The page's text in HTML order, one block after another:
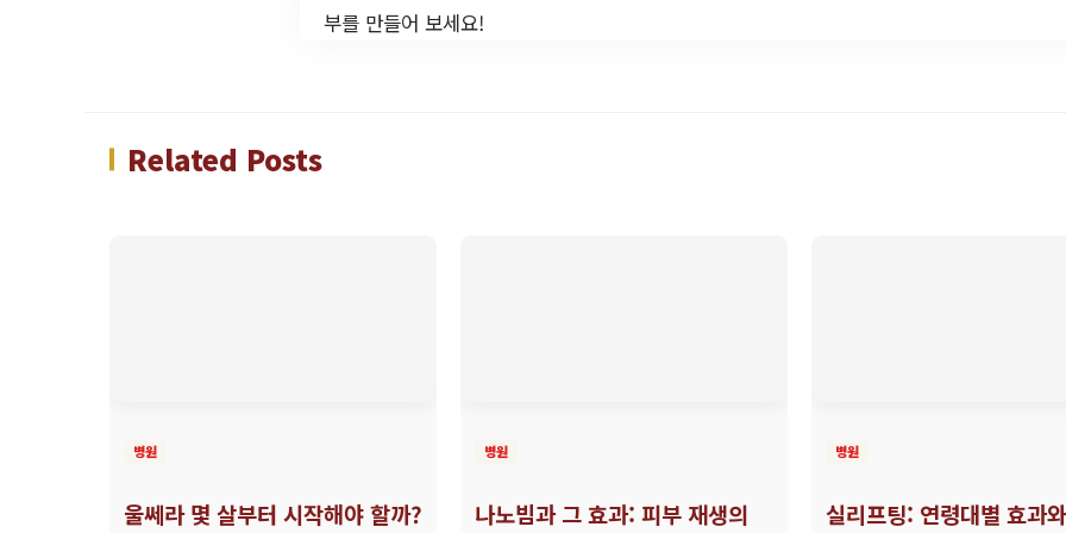
부를 만들어 보세요!
Related Posts
병원
울쎄라 몇 살부터 시작해야 할까?
병원
나노빔과 그 효과: 피부 재생의
병원
실리프팅: 연령대별 효과